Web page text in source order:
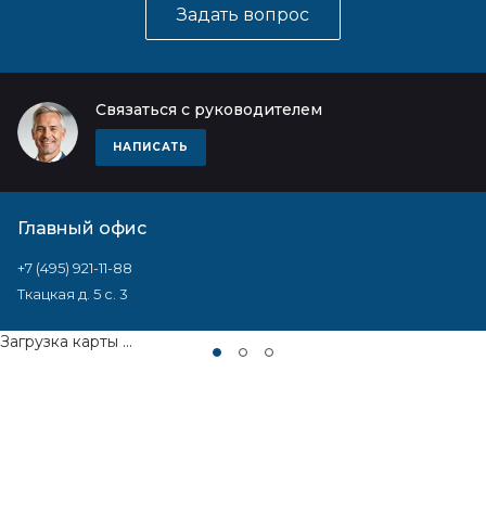
Задать вопрос
Связаться с руководителем
НАПИСАТЬ
Главный офис
+7 (495) 921-11-88
Ткацкая д. 5 с. 3
Загрузка карты ...